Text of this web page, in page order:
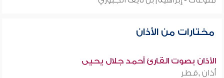
مختارات من الأذان
الأذان بصوت القارئ أحمد جلال يحيى
أذان ,قطر